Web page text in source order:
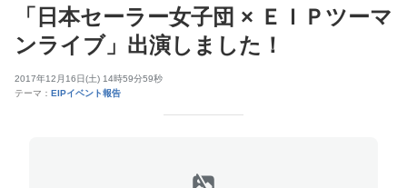
「日本セーラー女子団 × ＥＩＰツーマ
ンライブ」出演しました！
2017年12月16日(土) 14時59分59秒
テーマ： EIPイベント報告